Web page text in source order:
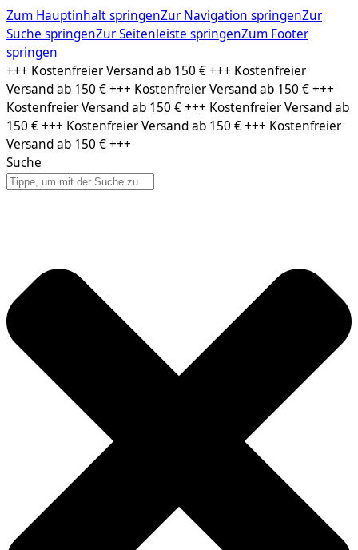
Zum Hauptinhalt springenZur Navigation springenZur
Suche springenZur Seitenleiste springenZum Footer
springen
Zum
Inhalt
springen
+++ Kostenfreier Versand ab 150 € +++ Kostenfreier
Versand ab 150 € +++ Kostenfreier Versand ab 150 € +++
Kostenfreier Versand ab 150 € +++ Kostenfreier Versand ab
150 € +++ Kostenfreier Versand ab 150 € +++ Kostenfreier
Versand ab 150 € +++
Suche